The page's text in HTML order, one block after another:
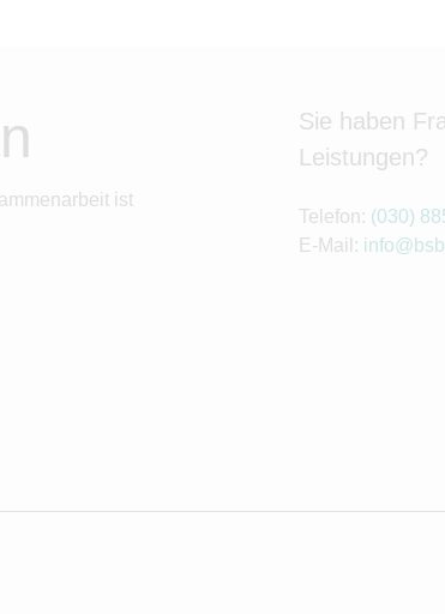
ist
Sie haben
Leistungen?
Telefon: (030)
E-Mail: